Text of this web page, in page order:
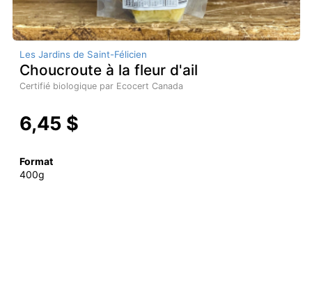
Les Jardins de Saint-Félicien
Choucroute à la fleur d'ail
Certifié biologique par Ecocert Canada
6,45 $
Format
400g